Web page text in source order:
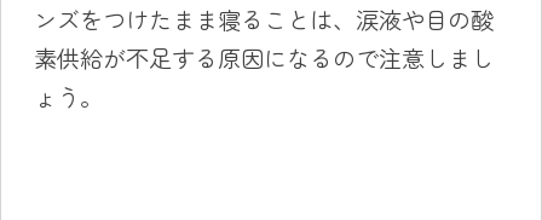
ンズをつけたまま寝ることは、涙液や目の酸
素供給が不足する原因になるので注意しまし
ょう。